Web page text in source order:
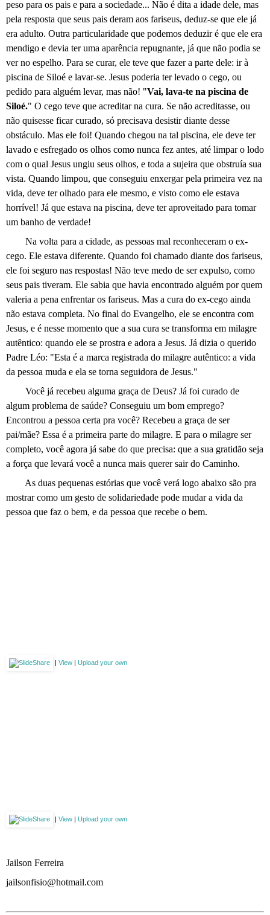
peso para os pais e para a sociedade... Não é dita a idade dele, mas
pela resposta que seus pais deram aos fariseus, deduz-se que ele já
era adulto. Outra particularidade que podemos deduzir é que ele era
mendigo e devia ter uma aparência repugnante, já que não podia se
ver no espelho. Para se curar, ele teve que fazer a parte dele: ir à
piscina de Siloé e lavar-se. Jesus poderia ter levado o cego, ou
pedido para alguém levar, mas não! "Vai, lava-te na piscina de
Siloé." O cego teve que acreditar na cura. Se não acreditasse, ou
não quisesse ficar curado, só precisava desistir diante desse
obstáculo. Mas ele foi! Quando chegou na tal piscina, ele deve ter
lavado e esfregado os olhos como nunca fez antes, até limpar o lodo
com o qual Jesus ungiu seus olhos, e toda a sujeira que obstruía sua
vista. Quando limpou, que conseguiu enxergar pela primeira vez na
vida, deve ter olhado para ele mesmo, e visto como ele estava
horrível! Já que estava na piscina, deve ter aproveitado para tomar
um banho de verdade!
Na volta para a cidade, as pessoas mal reconheceram o ex-
cego. Ele estava diferente. Quando foi chamado diante dos fariseus,
ele foi seguro nas respostas! Não teve medo de ser expulso, como
seus pais tiveram. Ele sabia que havia encontrado alguém por quem
valeria a pena enfrentar os fariseus. Mas a cura do ex-cego ainda
não estava completa. No final do Evangelho, ele se encontra com
Jesus, e é nesse momento que a sua cura se transforma em milagre
autêntico: quando ele se prostra e adora a Jesus. Já dizia o querido
Padre Léo: "Esta é a marca registrada do milagre autêntico: a vida
da pessoa muda e ela se torna seguidora de Jesus."
Você já recebeu alguma graça de Deus? Já foi curado de
algum problema de saúde? Conseguiu um bom emprego?
Encontrou a pessoa certa pra você? Recebeu a graça de ser
pai/mãe? Essa é a primeira parte do milagre. E para o milagre ser
completo, você agora já sabe do que precisa: que a sua gratidão seja
a força que levará você a nunca mais querer sair do Caminho.
As duas pequenas estórias que você verá logo abaixo são pra
mostrar como um gesto de solidariedade pode mudar a vida da
pessoa que faz o bem, e da pessoa que recebe o bem.
| View | Upload your own
| View | Upload your own
Jailson Ferreira
jailsonfisio@hotmail.com